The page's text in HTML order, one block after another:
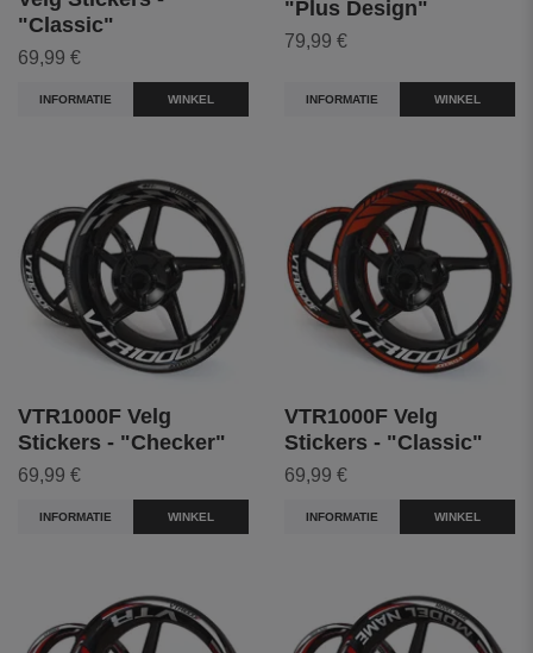
"Classic"
69,99 €
INFORMATIE WINKEL
"Plus Design"
79,99 €
INFORMATIE WINKEL
VTR1000F Velg
Stickers - "Checker"
69,99 €
INFORMATIE WINKEL
VTR1000F Velg
Stickers - "Classic"
69,99 €
INFORMATIE WINKEL